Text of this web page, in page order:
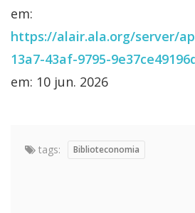
em:
https://alair.ala.org/server/
13a7-43af-9795-
em: 10 jun. 2026
tags: Biblioteconomia